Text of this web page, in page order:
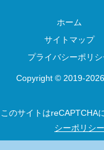
ホーム
サイトマップ
プライバシーポリシ
Copyright © 2019-
このサイトはreCAPTCHA
シーポリシー